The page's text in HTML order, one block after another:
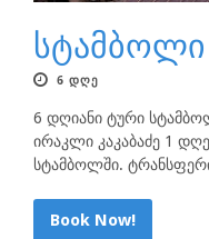
სტამბოლი
6 ᲓᲦᲔ
6 დღიანი ტური
ირაკლი კაკაბაძე 1
სტამბოლში.
Book Now!